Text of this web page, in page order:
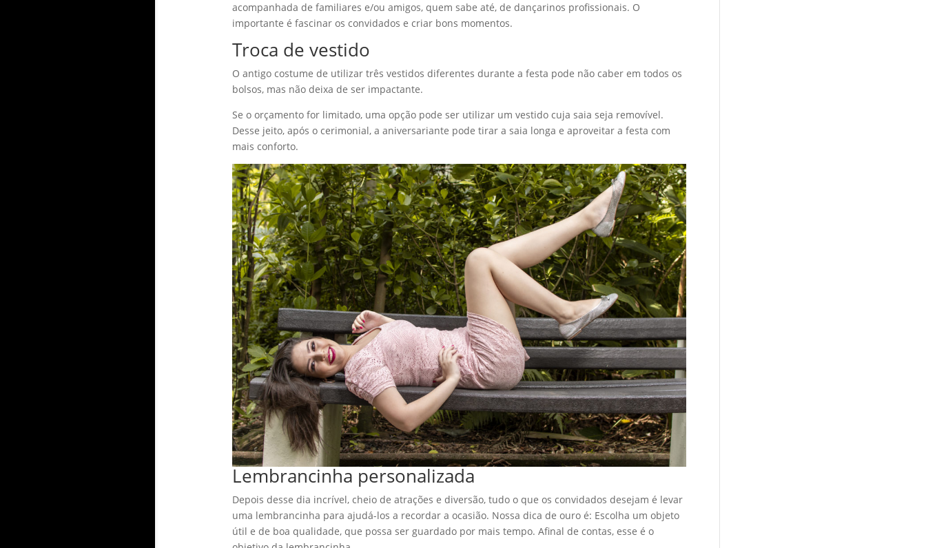
acompanhada de familiares e/ou amigos, quem sabe até, de dançarinos profissionais. O
importante é fascinar os convidados e criar bons momentos.
Troca de vestido
O antigo costume de utilizar três vestidos diferentes durante a festa pode não caber em todos os
bolsos, mas não deixa de ser impactante.
Se o orçamento for limitado, uma opção pode ser utilizar um vestido cuja saia seja removível.
Desse jeito, após o cerimonial, a aniversariante pode tirar a saia longa e aproveitar a festa com
mais conforto.
Lembrancinha personalizada
Depois desse dia incrível, cheio de atrações e diversão, tudo o que os convidados desejam é levar
uma lembrancinha para ajudá-los a recordar a ocasião. Nossa dica de ouro é: Escolha um objeto
útil e de boa qualidade, que possa ser guardado por mais tempo. Afinal de contas, esse é o